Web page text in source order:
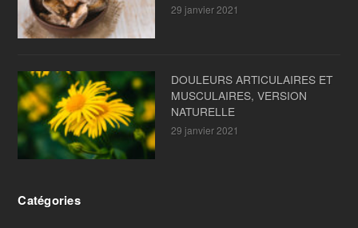
29 janvier 2021
DOULEURS ARTICULAIRES ET
MUSCULAIRES, VERSION
NATURELLE
29 janvier 2021
Catégories